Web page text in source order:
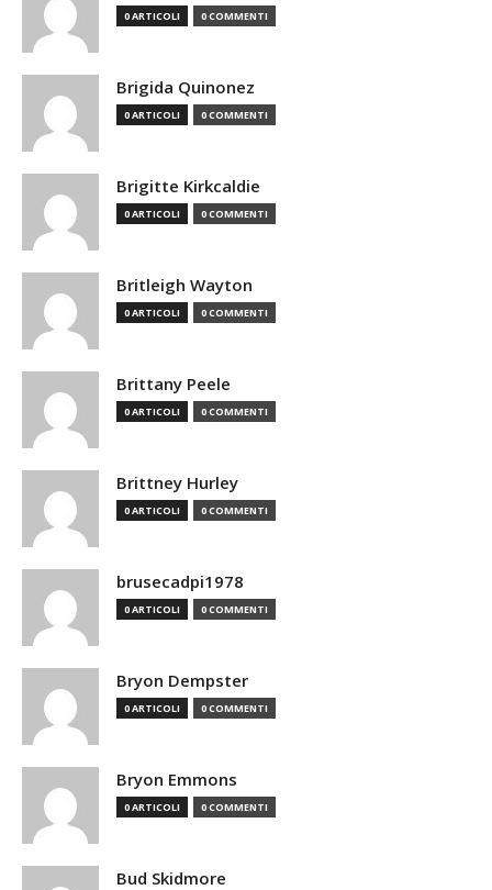
0 ARTICOLI 0 COMMENTI
Brigida Quinonez
0 ARTICOLI 0 COMMENTI
Brigitte Kirkcaldie
0 ARTICOLI 0 COMMENTI
Britleigh Wayton
0 ARTICOLI 0 COMMENTI
Brittany Peele
0 ARTICOLI 0 COMMENTI
Brittney Hurley
0 ARTICOLI 0 COMMENTI
brusecadpi1978
0 ARTICOLI 0 COMMENTI
Bryon Dempster
0 ARTICOLI 0 COMMENTI
Bryon Emmons
0 ARTICOLI 0 COMMENTI
Bud Skidmore